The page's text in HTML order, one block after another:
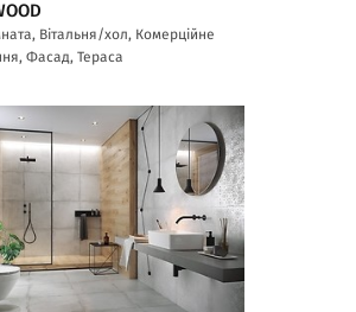
Вітальня/хол, Комерційне
Фасад, Тераса